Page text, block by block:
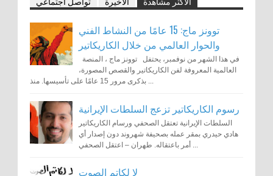
توونز ماج: 15 عامًا من النشاط الفني
والحوار العالمي من خلال الكاريكاتير
العالمية المعروفة لفن الكاريكاتير والقصص المصورة،
بذكرى مرور 15 عامًا على تأسيسها. منذ ...
رسوم الكاريكاتير تزعج السلطات الإيرانية
السلطات الإيرانية تعتقل الصحفي ورسام الكاريكاتير
هادي حيدري بمقر عمله بصحيفة شهروند دون إصدار أي
لا لكاتم الصوت